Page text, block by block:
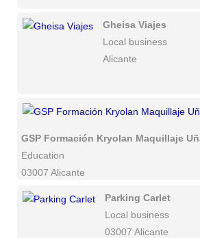
Gheisa Viajes
Local business
Alicante
GSP Formación Kryolan Maquillaje
Education
03007 Alicante
Parking Carlet
Local business
03007 Alicante